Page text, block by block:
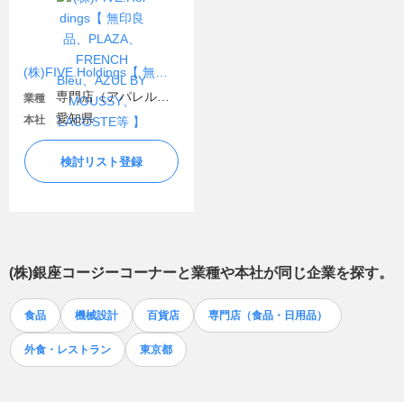
業種
本社 愛知県
検討リスト登録
(株)銀座コージーコーナーと業種や本社が同じ企業を探す。
食品 機械設計 百貨店 専門店（食品・日用品）
外食・レストラン 東京都